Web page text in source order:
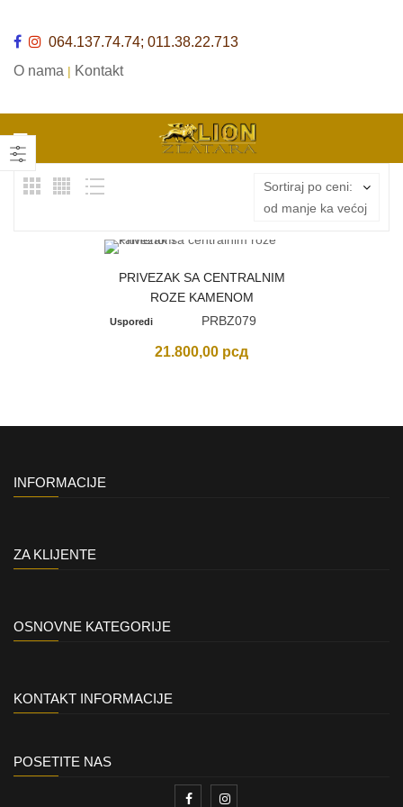
064.137.74.74; 011.38.22.713
O nama | Kontakt
Sortiraj po ceni:
od manje ka većoj
PRIVEZAK SA CENTRALNIM
ROZE KAMENOM
Usporedi PRBZ079
21.800,00 рсд
INFORMACIJE
ZA KLIJENTE
OSNOVNE KATEGORIJE
KONTAKT INFORMACIJE
POSETITE NAS